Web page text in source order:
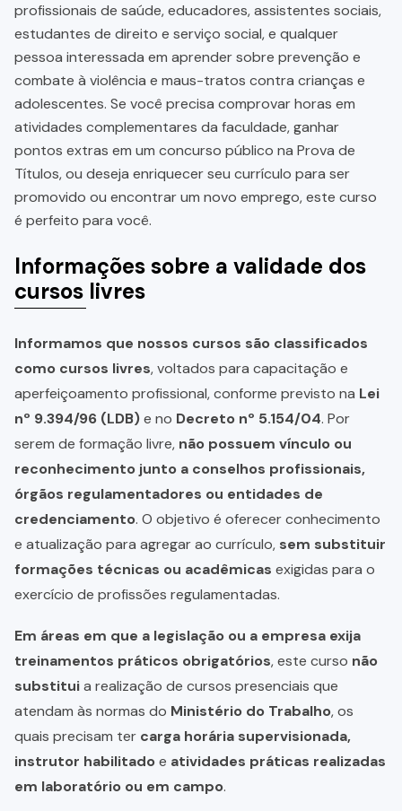
profissionais de saúde, educadores, assistentes sociais,
estudantes de direito e serviço social, e qualquer
pessoa interessada em aprender sobre prevenção e
combate à violência e maus-tratos contra crianças e
adolescentes. Se você precisa comprovar horas em
atividades complementares da faculdade, ganhar
pontos extras em um concurso público na Prova de
Títulos, ou deseja enriquecer seu currículo para ser
promovido ou encontrar um novo emprego, este curso
é perfeito para você.
Informações sobre a validade dos
cursos livres
Informamos que nossos cursos são classificados
como cursos livres, voltados para capacitação e
aperfeiçoamento profissional, conforme previsto na Lei
nº 9.394/96 (LDB)e no Decreto nº 5.154/04. Por
serem de formação livre, não possuem vínculo ou
reconhecimento junto a conselhos profissionais,
órgãos regulamentadores ou entidades de
credenciamento. O objetivo é oferecer conhecimento
e atualização para agregar ao currículo, sem substituir
formações técnicas ou acadêmicas exigidas para o
exercício de profissões regulamentadas.
Em áreas em que a legislação ou a empresa exija
treinamentos práticos obrigatórios, este curso não
substituia realização de cursos presenciais que
atendam às normas do Ministério do Trabalho, os
quais precisam ter carga horária supervisionada,
instrutor habilitadoe atividades práticas realizadas
em laboratório ou em campo.